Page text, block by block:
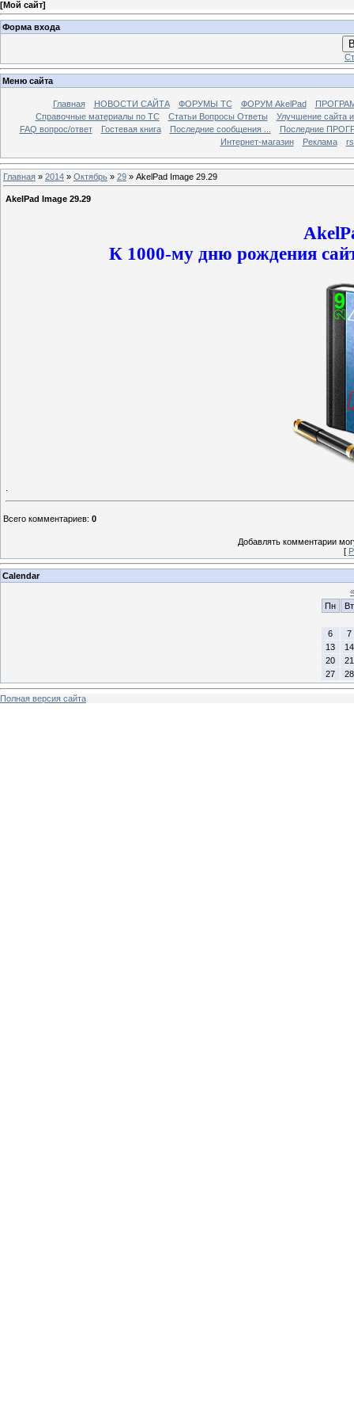
[Мой сайт]
Форма входа
Меню сайта
Главная НОВОСТИ САЙТА ФОРУМЫ TC ФОРУМ AkelPad
Справочные материалы по TС
Статьи Вопросы Ответы
Улучшение сайта
FAQ вопрос/ответ
Гостевая книга Последние сообщения ...
Последние
Интернет-магазин
Реклама
Главная » 2014 » Октябрь » 29 » AkelPad Image 29.29
AkelPad Image 29.29
К 1000-му дню рождения
Всего комментариев: 0
Добавлять комментарии
[
Calendar
«
Пн
Вт
6
7
13
14
20
21
27
28
Полная версия сайта